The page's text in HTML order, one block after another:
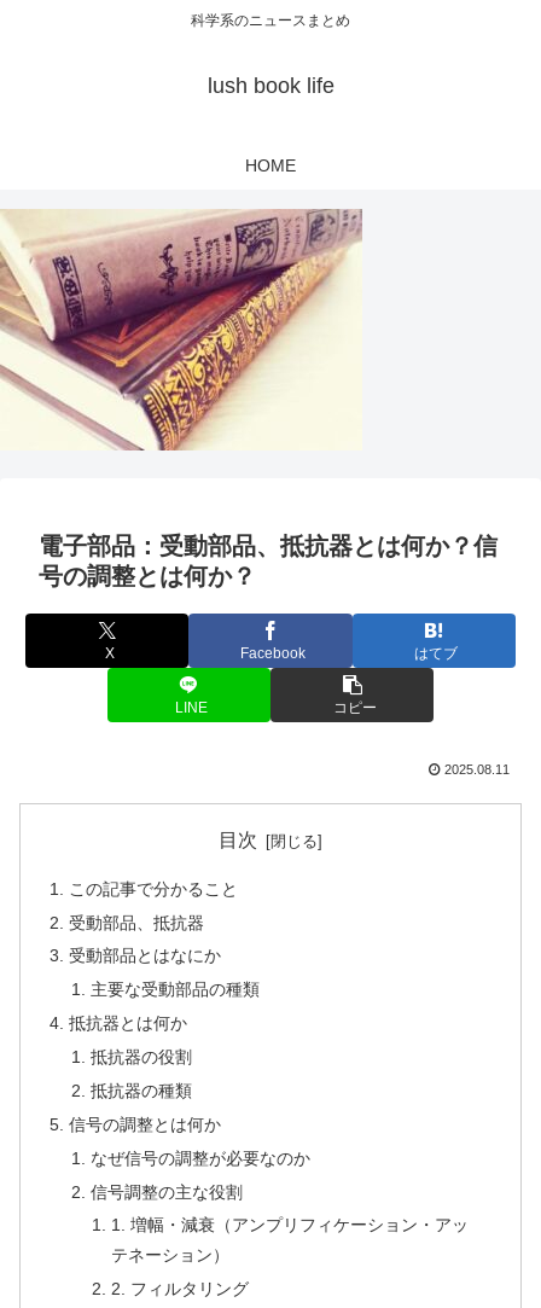
科学系のニュースまとめ
lush book life
HOME
電子部品：受動部品、抵抗器とは何か？信
号の調整とは何か？
X Facebook はてブ
LINE コピー
2025.08.11
目次
この記事で分かること
受動部品、抵抗器
受動部品とはなにか
主要な受動部品の種類
抵抗器とは何か
抵抗器の役割
抵抗器の種類
信号の調整とは何か
なぜ信号の調整が必要なのか
信号調整の主な役割
1. 増幅・減衰（アンプリフィケーション・アッ
テネーション）
2. フィルタリング